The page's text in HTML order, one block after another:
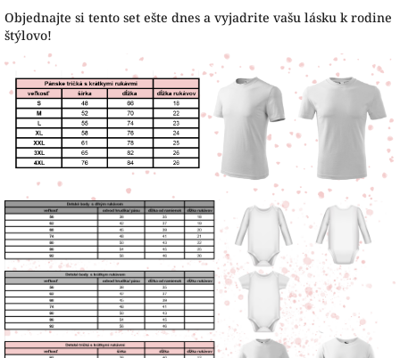
Objednajte si tento set ešte dnes a vyjadrite vašu lásku k rodine
štýlovo!